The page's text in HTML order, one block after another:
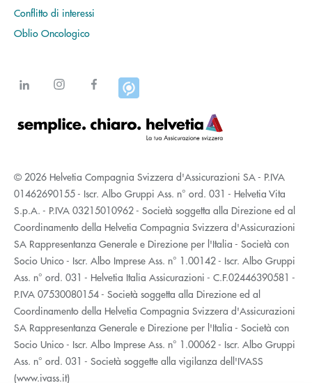
Conflitto di interessi
Oblio Oncologico
© 2026 Helvetia Compagnia Svizzera d'Assicurazioni SA - P.IVA
01462690155 - Iscr. Albo Gruppi Ass. n° ord. 031 - Helvetia Vita
S.p.A. - P.IVA 03215010962 - Società soggetta alla Direzione ed al
Coordinamento della Helvetia Compagnia Svizzera d'Assicurazioni
SA Rappresentanza Generale e Direzione per l'Italia - Società con
Socio Unico - Iscr. Albo Imprese Ass. n° 1.00142 - Iscr. Albo Gruppi
Ass. n° ord. 031 - Helvetia Italia Assicurazioni - C.F.02446390581 -
P.IVA 07530080154 - Società soggetta alla Direzione ed al
Coordinamento della Helvetia Compagnia Svizzera d'Assicurazioni
SA Rappresentanza Generale e Direzione per l'Italia - Società con
Socio Unico - Iscr. Albo Imprese Ass. n° 1.00062 - Iscr. Albo Gruppi
Ass. n° ord. 031 - Società soggette alla vigilanza dell'IVASS
(www.ivass.it)